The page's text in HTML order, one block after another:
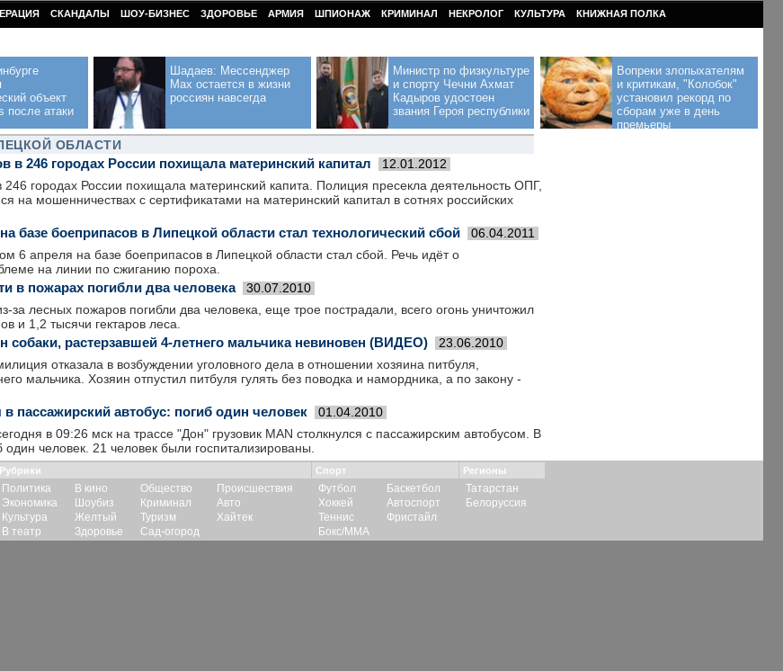
СКАНДАЛЫ ШОУ-БИЗНЕС ЗДОРОВЬЕ АРМИЯ ШПИОНАЖ КРИМИНАЛ НЕКРОЛОГ КУЛЬТУРА КНИЖНАЯ ПОЛКА
объект
после атаки
Шадаев: Мессенджер
Max остается в жизни
россиян навсегда
Министр по физкультуре
и спорту Чечни Ахмат
Кадыров удостоен
звания Героя республики
Вопреки злопыхателям
и критикам, "Колобок"
установил рекорд по
сборам уже в день
премьеры
ОБЛАСТИ
в 246 городах России похищала материнский капитал 12.01.2012
городах России похищала материнский капита. Полиция пресекла деятельность ОПГ,
на мошенничествах с сертификатами на материнский капитал в сотнях российских
базе боеприпасов в Липецкой области стал технологический сбой 06.04.2011
6 апреля на базе боеприпасов в Липецкой области стал сбой. Речь идёт о
на линии по сжиганию пороха.
в пожарах погибли два человека 30.07.2010
за лесных пожаров погибли два человека, еще трое пострадали, всего огонь уничтожил
и 1,2 тысячи гектаров леса.
собаки, растерзавшей 4-летнего мальчика невиновен (ВИДЕО) 23.06.2010
отказала в возбуждении уголовного дела в отношении хозяина питбуля,
мальчика. Хозяин отпустил питбуля гулять без поводка и намордника, а по закону -
в пассажирский автобус: погиб один человек 01.04.2010
в 09:26 мск на трассе "Дон" грузовик MAN столкнулся с пассажирским автобусом. В
один человек. 21 человек были госпитализированы.
Рубрики
Политика
Экономика
Культура
В театр
В кино
Шоубиз
Желтый
Здоровье
Общество
Криминал
Туризм
Сад-огород
Происшествия
Авто
Хайтек
Спорт
Футбол
Хоккей
Теннис
Бокс/ММА
Баскетбол
Автоспорт
Фристайл
Регионы
Татарстан
Белоруссия